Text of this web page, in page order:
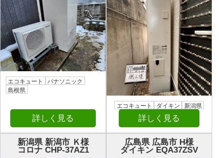
エコキュート
パナソニック
島根県
詳しく見る
エコキュート ダイキン 新潟県
詳しく見る
新潟県 新潟市 Ｋ様
コロナ CHP-37AZ1
広島県 広島市 H様
ダイキン EQA37ZSV